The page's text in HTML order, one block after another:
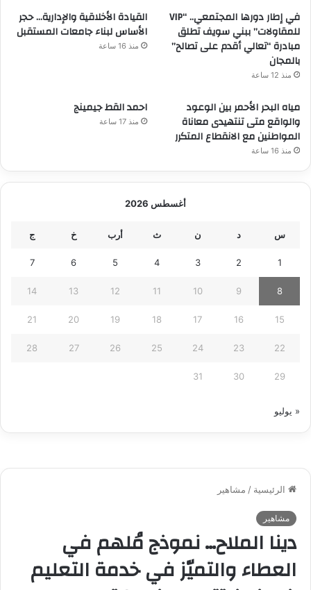
في إطار دورها المجتمعي.. “VIP
للمقاولات” ببني سويف تطلق
مبادرة “تعالي أقدم على تصالح”
بالمجان
منذ 12 ساعة
القيادة الأخلاقية والإدارية… حجر
الأساس لبناء جامعات المستقبل
منذ 16 ساعة
مياه البحر الأحمر بين الوعود
والواقع متى تنتهيدى معاناة
المواطنين مع الانقطاع المتكرر
منذ 16 ساعة
احمد القط جيمينج
منذ 17 ساعة
أغسطس 2026
س د ن ث أرب خ ج
1
2
3
4
5
6
7
8
9
10
11
12
13
14
15
16
17
18
19
20
21
22
23
24
25
26
27
28
29
30
31
« يوليو